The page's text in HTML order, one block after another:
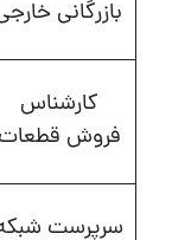
بازرگانی
کارشناس
فروش قطعات
سرپرست